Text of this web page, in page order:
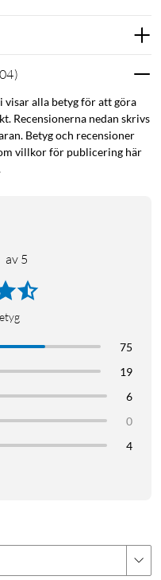
)
visar alla betyg för att göra
Recensionerna nedan skrivs
Betyg och recensioner
villkor för publicering här
av 5
75
19
6
0
4